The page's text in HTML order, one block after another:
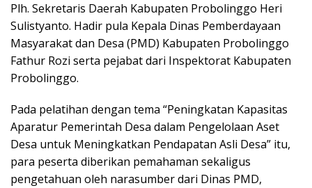
Plh. Sekretaris Daerah Kabupaten Probolinggo Heri
Sulistyanto. Hadir pula Kepala Dinas Pemberdayaan
Masyarakat dan Desa (PMD) Kabupaten Probolinggo
Fathur Rozi serta pejabat dari Inspektorat Kabupaten
Probolinggo.
Pada pelatihan dengan tema “Peningkatan Kapasitas
Aparatur Pemerintah Desa dalam Pengelolaan Aset
Desa untuk Meningkatkan Pendapatan Asli Desa” itu,
para peserta diberikan pemahaman sekaligus
pengetahuan oleh narasumber dari Dinas PMD,